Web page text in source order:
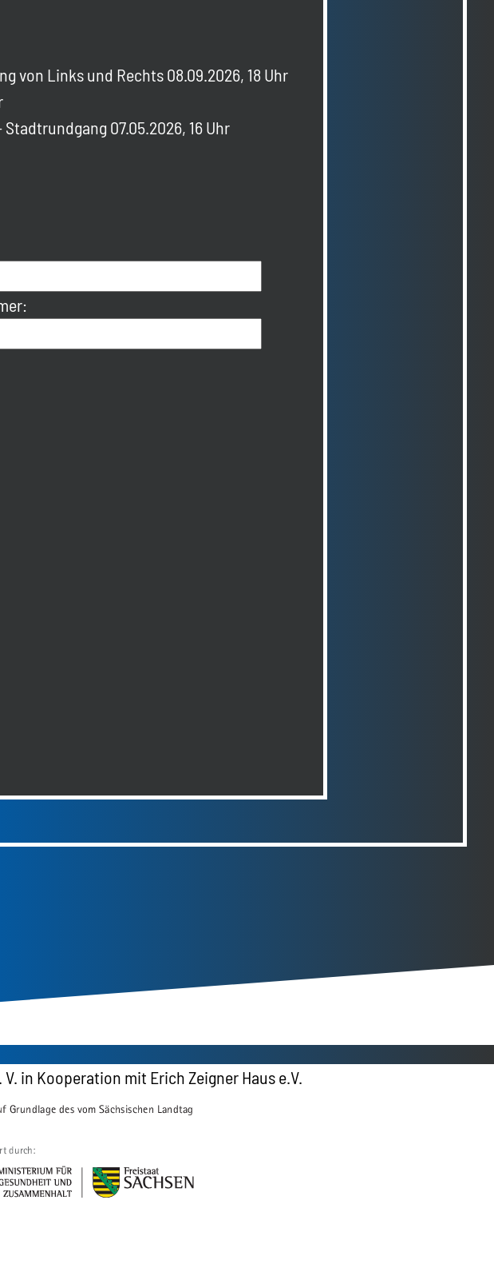
von Links und Rechts 08.09.2026, 18 Uhr
07.05.2026, 16 Uhr
in Kooperation mit Erich Zeigner Haus e.V.